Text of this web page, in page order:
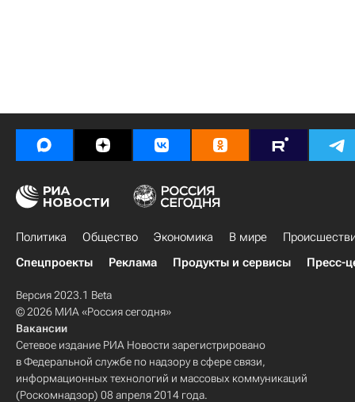
Политика Общество Экономика В мире
Спецпроекты
Реклама Продукты и сервисы Пресс-
Версия 2023.1 Beta
© 2026 МИА «Россия сегодня»
Вакансии
Сетевое издание РИА Новости зарегистрировано
в Федеральной службе по надзору в сфере связи,
информационных технологий и массовых коммуникаций
(Роскомнадзор) 08 апреля 2014 года.